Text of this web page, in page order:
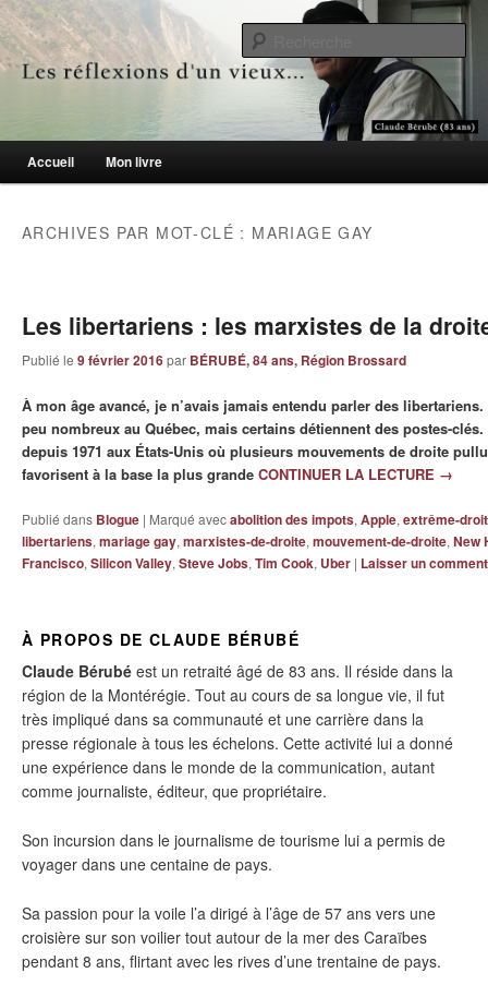
Les réflexions d'un vieux…
Le blogue des aînés de 65 ans et +
Menu principal
Aller au contenu principal
Aller au contenu secondaire
Accueil Mon livre
ARCHIVES PAR MOT-CLÉ : MARIAGE GAY
Les libertariens : les marxistes de la
Publié le 9 février 2016par BÉRUBÉ, 84 ans, Région Brossard
À mon âge avancé, je n’avais jamais entendu parler des
peu nombreux au Québec, mais certains détiennent des postes-
depuis 1971 aux États-Unis où plusieurs mouvements de droite
favorisent à la base la plus grande CONTINUER LA LECTURE →
Publié dans Blogue | Marqué avecabolition des impots, Apple, extrême-
libertariens, mariage gay, marxistes-de-droite, mouvement-de-droite, New
Francisco, Silicon Valley, Steve Jobs, Tim Cook, Uber | Laisser un
À PROPOS DE CLAUDE BÉRUBÉ
Claude Bérubé est un retraité âgé de 83 ans. Il réside dans la
région de la Montérégie. Tout au cours de sa longue vie, il fut
très impliqué dans sa communauté et une carrière dans la
presse régionale à tous les échelons. Cette activité lui a donné
une expérience dans le monde de la communication, autant
comme journaliste, éditeur, que propriétaire.
Son incursion dans le journalisme de tourisme lui a permis de
voyager dans une centaine de pays.
Sa passion pour la voile l’a dirigé à l’âge de 57 ans vers une
croisière sur son voilier tout autour de la mer des Caraïbes
pendant 8 ans, flirtant avec les rives d’une trentaine de pays.